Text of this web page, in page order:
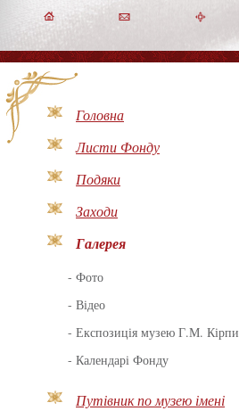
Головна
Листи Фонду
Подяки
Заходи
Галерея
- Фото
- Відео
- Експозиція музею Г.М. Кірпи
- Календарі Фонду
Путівник по музею імені